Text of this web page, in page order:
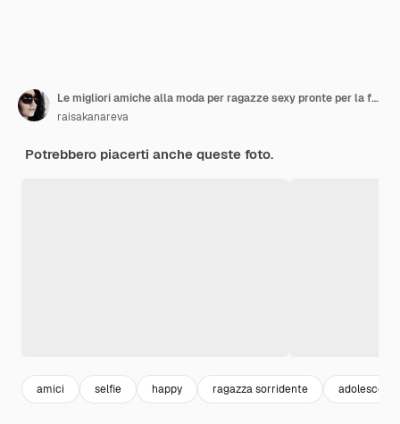
Le migliori amiche alla moda per ragazze sexy pronte per la festa Abito nero e trucco luminoso
raisakanareva
Potrebbero piacerti anche queste foto.
amici selfie happy ragazza sorridente